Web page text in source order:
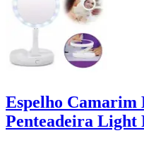
Espelho Camarim
Penteadeira